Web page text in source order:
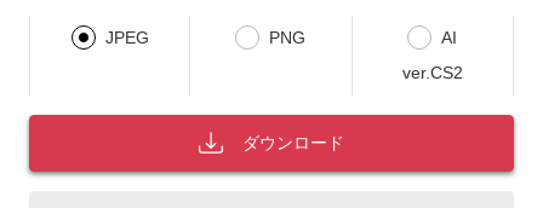
JPEG PNG
AI
ver.CS2
ダウンロード